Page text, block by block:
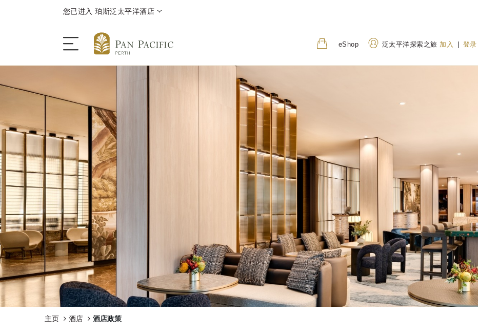
您已进入 珀斯泛太平洋酒店
eShop 泛太平洋探索之旅 加入 | 登录
酒店客房与套房
餐饮
优惠
体验
会议和活动
庆典
泛太平洋酒店的探索之旅
地址
207 Adelaide Terrace, Perth
WA 6000, Australia
致电
主页 酒店 酒店政策